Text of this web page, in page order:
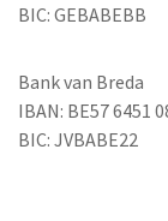
BIC: GEBABEBB
Bank van Breda
IBAN: BE57 6451
BIC: JVBABE22